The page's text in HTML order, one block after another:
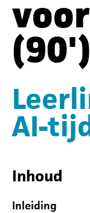
(90')
AI-
Inhoud
Inleiding